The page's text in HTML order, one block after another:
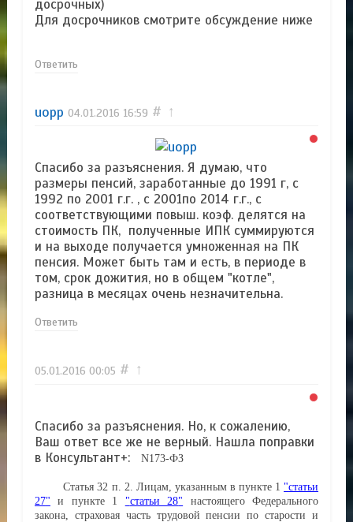
досрочных)
Для досрочников смотрите обсуждение ниже
Ответить
uopp 04.01.2016 16:59 # ↑
Спасибо за разъяснения. Я думаю, что
размеры пенсий, заработанные до 1991 г, с
1992 по 2001 г.г. , с 2001по 2014 г.г., с
соответствующими повыш. коэф. делятся на
стоимость ПК, полученные ИПК суммируются
и на выходе получается умноженная на ПК
пенсия. Может быть там и есть, в периоде в
том, срок дожития, но в общем "котле",
разница в месяцах очень незначительна.
Ответить
05.01.2016 00:05 # ↑
Спасибо за разъяснения. Но, к сожалению,
Ваш ответ все же не верный. Нашла поправки
в Консультант+:
N173-ФЗ
Статья 32 п. 2. Лицам, указанным в пункте 1
статьи
27
и пункте 1 статьи 28
настоящего Федерального
закона, страховая часть трудовой пенсии по старости и